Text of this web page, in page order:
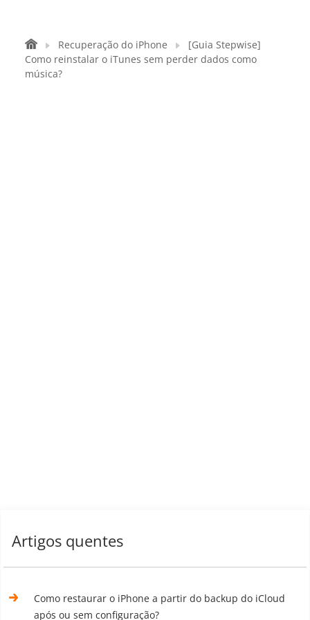
Recuperação do iPhone
[Guia Stepwise]
Como reinstalar o iTunes sem perder dados como
música?
Artigos quentes
Como restaurar o iPhone a partir do backup do iCloud
após ou sem configuração?